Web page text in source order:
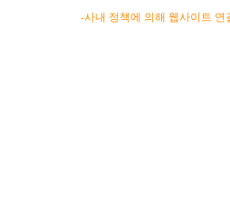
-사내 정책에 의해 웹사이트